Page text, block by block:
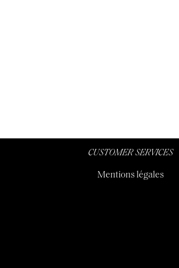
CUSTOMER SERVICES
Mentions légales